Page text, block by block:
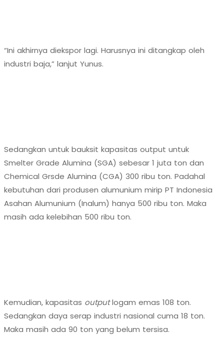
“Ini akhirnya diekspor lagi. Harusnya ini ditangkap oleh
industri baja,” lanjut Yunus.
Sedangkan untuk bauksit kapasitas output untuk
Smelter Grade Alumina (SGA) sebesar 1 juta ton dan
Chemical Grsde Alumina (CGA) 300 ribu ton. Padahal
kebutuhan dari produsen alumunium mirip PT Indonesia
Asahan Alumunium (Inalum) hanya 500 ribu ton. Maka
masih ada kelebihan 500 ribu ton.
Kemudian, kapasitas outputlogam emas 108 ton.
Sedangkan daya serap industri nasional cuma 18 ton.
Maka masih ada 90 ton yang belum tersisa.